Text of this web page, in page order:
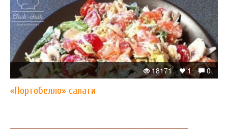
0
1
18171
«Портобелло» салати